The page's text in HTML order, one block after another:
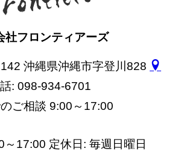
社フロンティアーズ
沖縄県沖縄市字登川828
: 098-934-6701
ご相談 9:00～17:00
～17:00 定休日: 毎週日曜日